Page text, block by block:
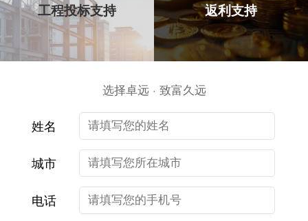
总部线下+线下
全面的广告投放
团队建设，学习
线上线下全面赋能
工程投标支持
工程投标支持
从投标到供货
全程无忧服务
返利支持
返利支持
销售任务
选择卓远 · 致富久远
姓名
城市
电话